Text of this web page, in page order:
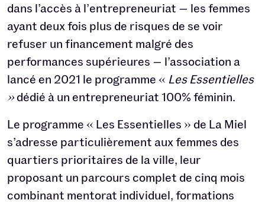
dans l’accès à l’entrepreneuriat — les femmes
ayant deux fois plus de risques de se voir
refuser un financement malgré des
performances supérieures — l’association a
lancé en 2021 le programme « Les Essentielles
»dédié à un entrepreneuriat 100% féminin.
Le programme « Les Essentielles » de La Miel
s’adresse particulièrement aux femmes des
quartiers prioritaires de la ville, leur
proposant un parcours complet de cinq mois
combinant mentorat individuel, formations